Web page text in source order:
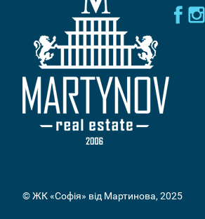
© ЖК «Софія» від Мартинова, 2025